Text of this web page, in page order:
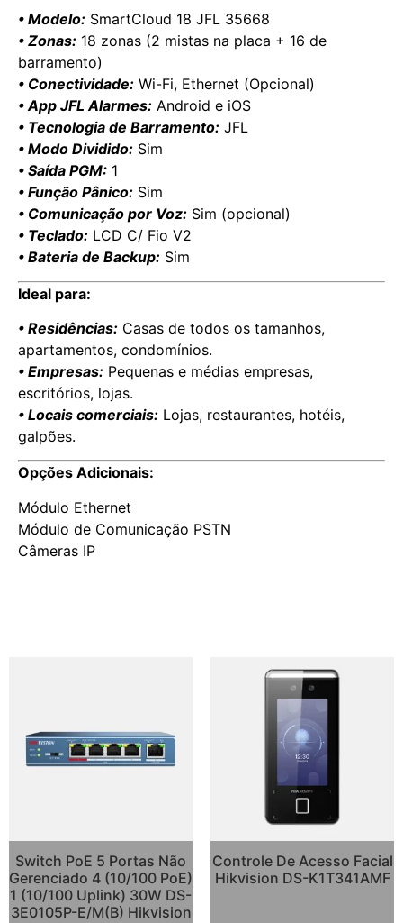
• Modelo: SmartCloud 18 JFL 35668
• Zonas: 18 zonas (2 mistas na placa + 16 de
barramento)
• Conectividade: Wi-Fi, Ethernet (Opcional)
• App JFL Alarmes: Android e iOS
• Tecnologia de Barramento: JFL
• Modo Dividido: Sim
• Saída PGM: 1
• Função Pânico: Sim
• Comunicação por Voz: Sim (opcional)
• Teclado: LCD C/ Fio V2
• Bateria de Backup: Sim
Ideal para:
• Residências: Casas de todos os tamanhos,
apartamentos, condomínios.
• Empresas: Pequenas e médias empresas,
escritórios, lojas.
• Locais comerciais: Lojas, restaurantes, hotéis,
galpões.
Opções Adicionais:
Módulo Ethernet
Módulo de Comunicação PSTN
Câmeras IP
Switch PoE 5 Portas Não
Gerenciado 4 (10/100 PoE)
1 (10/100 Uplink) 30W DS-
3E0105P-E/M(B) Hikvision
Controle De Acesso Facial
Hikvision DS-K1T341AMF